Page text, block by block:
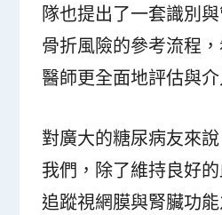
隊也提出了一套識別
骨折風險的參考流程
醫師更全面地評估與介
對廣大的糖尿病友來
我們，除了維持良好
追蹤視網膜與腎臟功